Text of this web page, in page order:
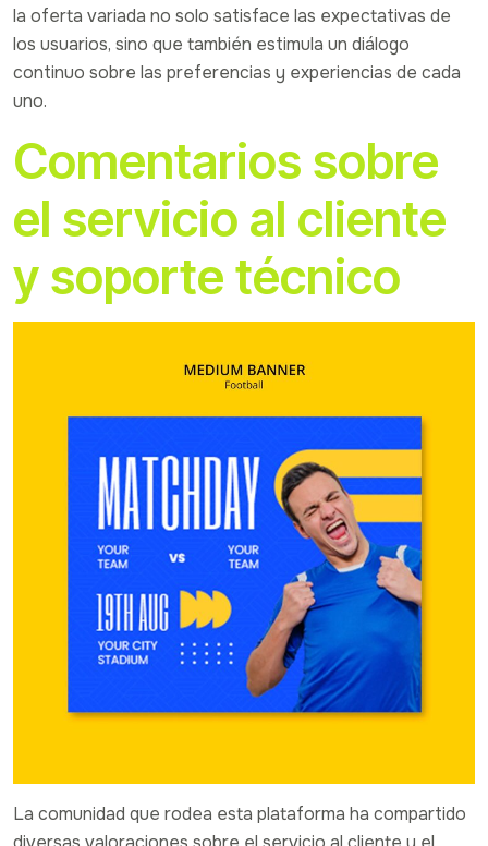
la oferta variada no solo satisface las expectativas de
los usuarios, sino que también estimula un diálogo
continuo sobre las preferencias y experiencias de cada
uno.
Comentarios sobre
el servicio al cliente
y soporte técnico
La comunidad que rodea esta plataforma ha compartido